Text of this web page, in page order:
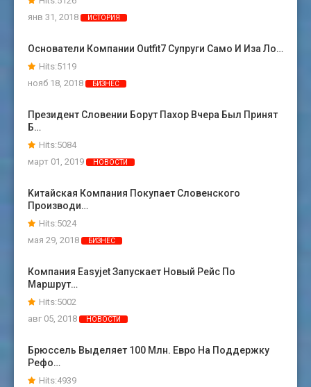
янв 31, 2018
ИСТОРИЯ
Основатели Компании Outfit7 Супруги Само И Иза Ло…
Hits:5119
нояб 18, 2018
БИЗНЕС
Президент Словении Борут Пахор Вчера Был Принят
Б…
Hits:5084
март 01, 2019
НОВОСТИ
Kитайская Компания Покупает Словенского
Производи…
Hits:5024
мая 29, 2018
БИЗНЕС
Компания Easyjet Запускает Новый Рейс По
Маршрут…
Hits:5002
авг 05, 2018
НОВОСТИ
Брюссель Выделяет 100 Млн. Евро На Поддержку
Рефо…
Hits:4939